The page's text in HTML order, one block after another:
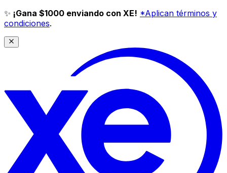
✨ ¡Gana $1000 enviando con XE! *Aplican términos y
condiciones.